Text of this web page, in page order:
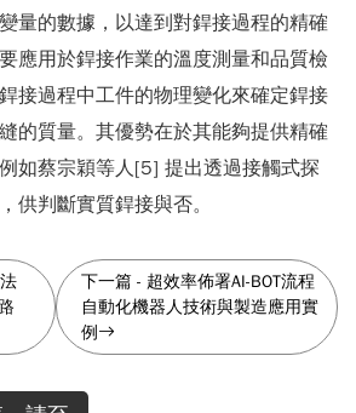
量的數據，以達到對銲接過程的精確
應用於銲接作業的溫度測量和品質檢
接過程中工件的物理變化來確定銲接
的質量。其優勢在於其能夠提供精確
如蔡宗穎等人[5] 提出透過接觸式探
供判斷實質銲接與否。
下一篇 - 超效率佈署AI-BOT流程
自動化機器人技術與製造應用實
例